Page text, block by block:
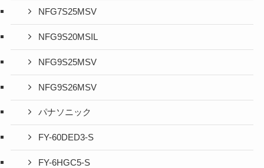
NFG7S25MSV
NFG9S20MSIL
NFG9S25MSV
NFG9S26MSV
パナソニック
FY-60DED3-S
FY-6HGC5-S